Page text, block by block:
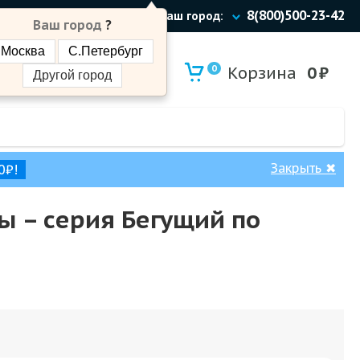
Ваш город:
Ваш город ?
Москва
С.Петербург
Другой город
8(800)500-23-42
0 Корзина 0₽
Закрыть ✖
– cерия Бегущий по